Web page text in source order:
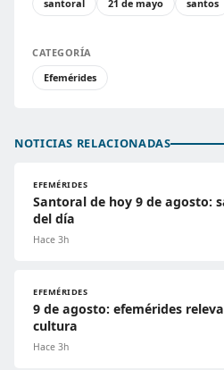
santoral
21 de mayo santos
CATEGORÍA
Efemérides
NOTICIAS RELACIONADAS
EFEMÉRIDES
Santoral de hoy 9 de agosto:
del día
Hace 3h
EFEMÉRIDES
9 de agosto: efemérides
cultura
Hace 3h